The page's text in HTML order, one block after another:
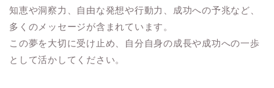
知恵や洞察力、自由な発想や行動力、成功への予兆など、
多くのメッセージが含まれています。
この夢を大切に受け止め、自分自身の成長や成功への一歩
として活かしてください。